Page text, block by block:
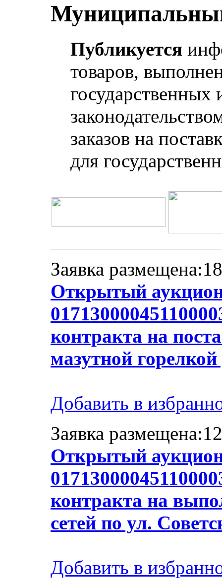
Публикуется
товаров,
заказов на
для
Заявка
Открытый
контракта на
мазутной
Добавить в
Заявка
Открытый
контракта на
сетей по ул.
Добавить в